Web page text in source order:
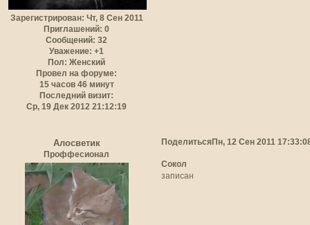
Зарегистрирован: Чт, 8 Сен 2011
Приглашений: 0
Сообщений: 32
Уважение: +1
Пол: Женский
Провел на форуме:
15 часов 46 минут
Последний визит:
Ср, 19 Дек 2012 21:12:19
Поделиться Пн, 12 Сен 2011
Алосветик
Проффесионал
Сокол
записан